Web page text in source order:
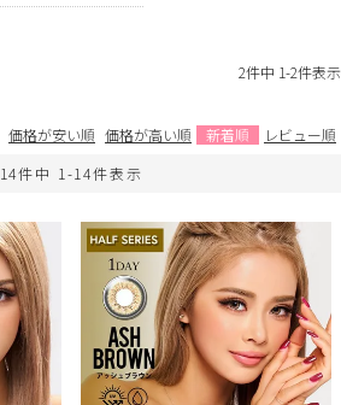
2件中 1-2件表示
価格が安い順 価格が高い順 新着順
レビュー順
14件中 1 -14件表示